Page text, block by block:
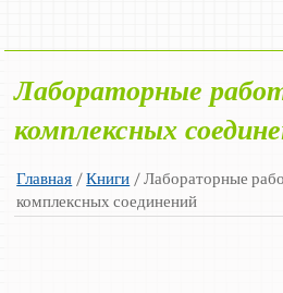
Лабораторные
комплексных
Главная /Книги / Лабораторные
комплексных соединений